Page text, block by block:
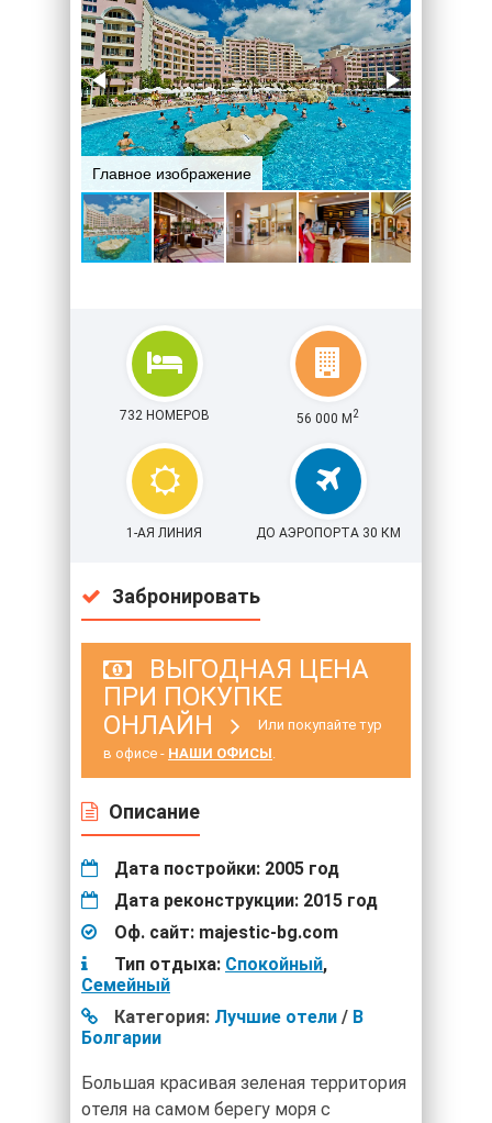
Главное изображение
732 НОМЕРОВ 56 000 М 2
1-АЯ ЛИНИЯ ДО АЭРОПОРТА 30 КМ
Забронировать
ВЫГОДНАЯ ЦЕНА
ПРИ ПОКУПКЕ
ОНЛАЙН
Или покупайте тур
в офисе - НАШИ ОФИСЫ
Описание
Дата постройки: 2005 год
Дата реконструкции: 2015 год
Оф. сайт: majestic-bg.com
Тип отдыха: Спокойный,
Cемейный
Категория: Лучшие отели / В
Болгарии
Большая красивая зеленая территория
отеля на самом берегу моря с